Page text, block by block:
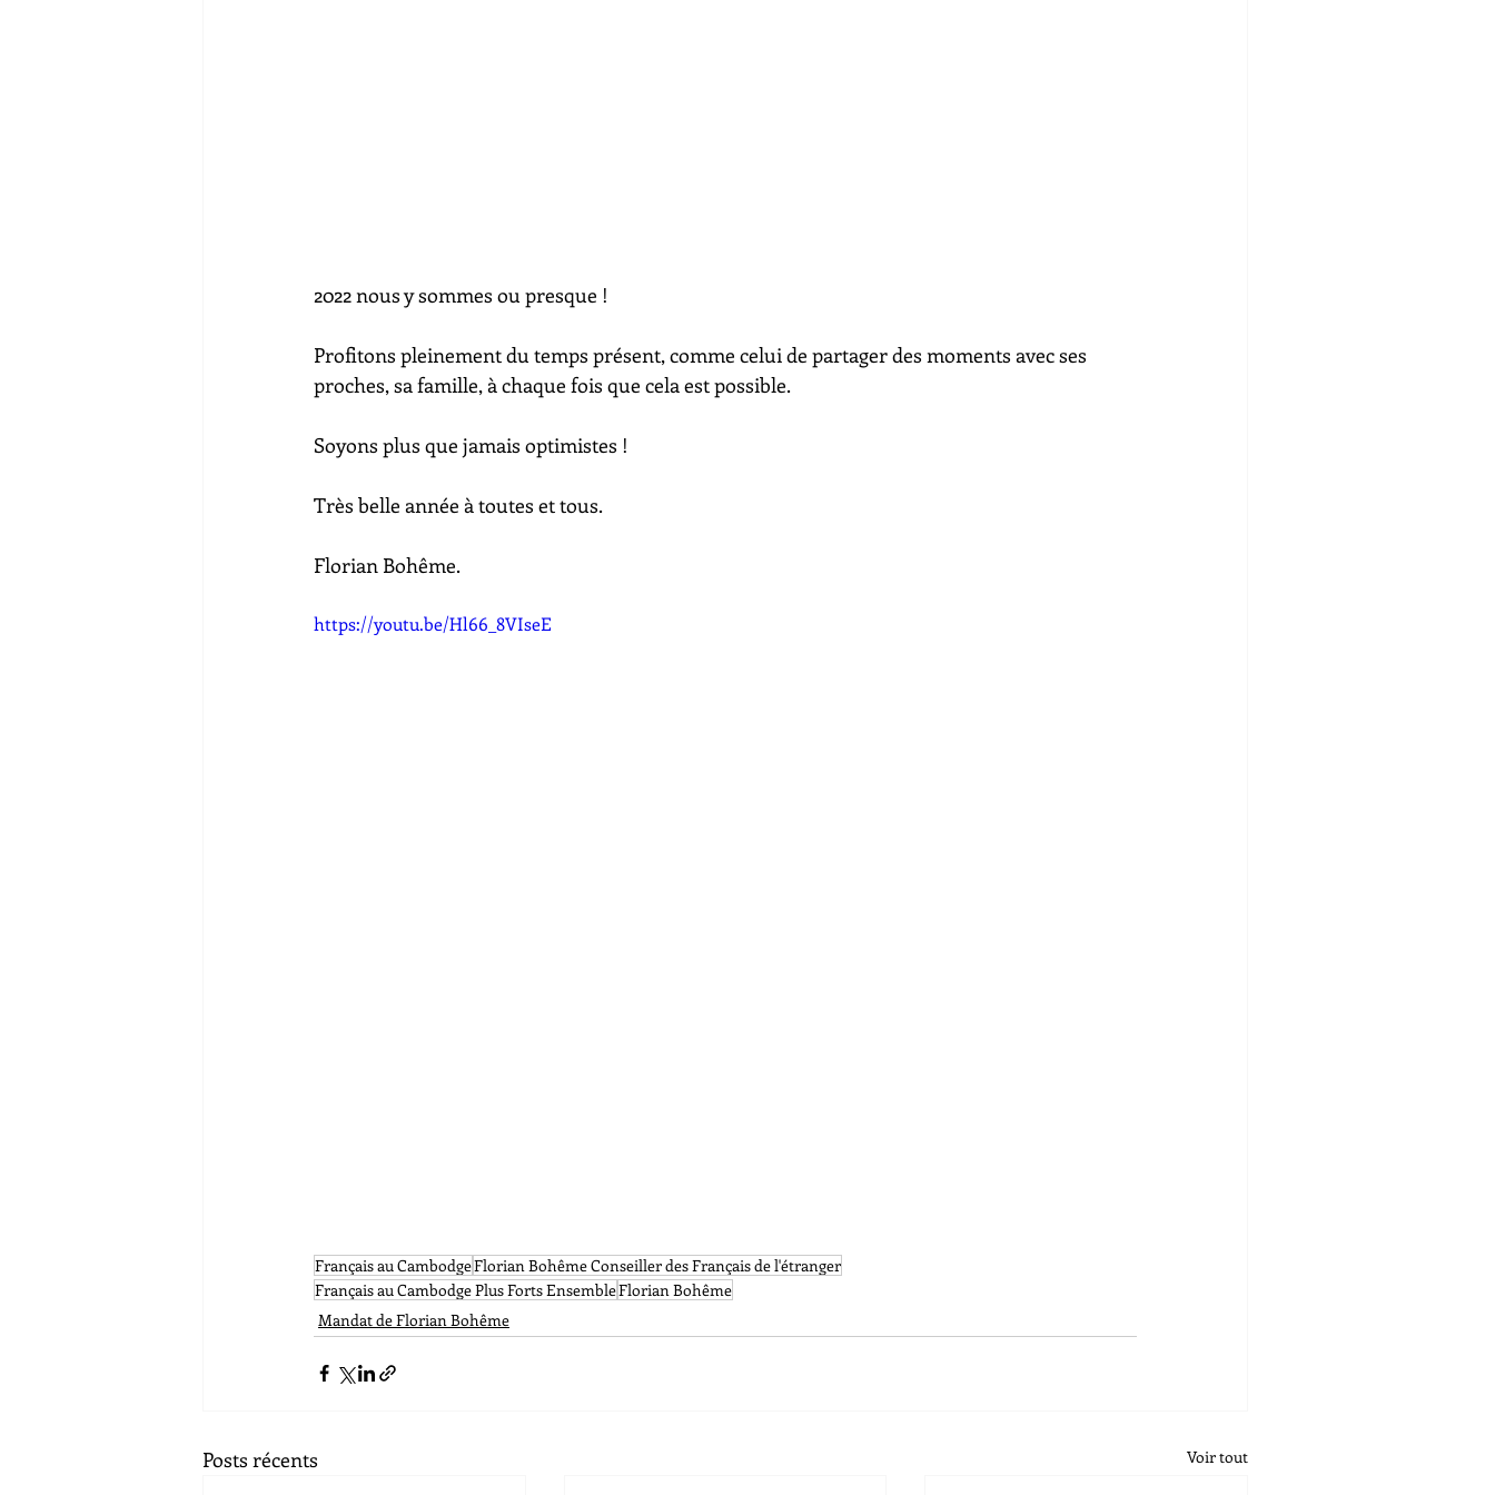
2022 nous y sommes ou presque !
Profitons pleinement du temps présent, comme celui de partager des moments avec ses
proches, sa famille, à chaque fois que cela est possible.
Soyons plus que jamais optimistes !
Très belle année à toutes et tous.
Florian Bohême.
https://youtu.be/Hl66_8VIseE
Français au CambodgeFlorian Bohême Conseiller des Français de l'étranger
Français au Cambodge Plus Forts EnsembleFlorian Bohême
Mandat de Florian Bohême
Posts récents Voir tout